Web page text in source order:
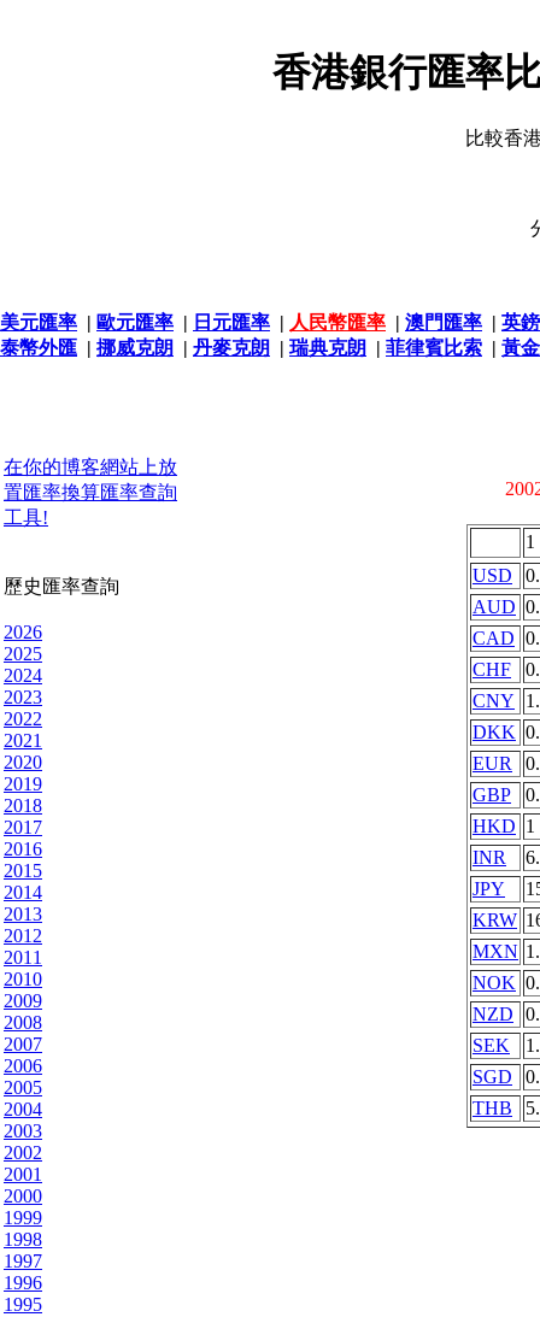
香港銀行匯率
比較香
美元匯率 | 歐元匯率 | 日元匯率 | 人民幣匯率 | 澳門匯率 | 英
泰幣外匯 | 挪威克朗 | 丹麥克朗 | 瑞典克朗 | 菲律賓比索 | 黃
在你的博客網站上放
置匯率換算匯率查詢
工具!
歷史匯率查詢
2026
2025
2024
2023
2022
2021
2020
2019
2018
2017
2016
2015
2014
2013
2012
2011
2010
2009
2008
2007
2006
2005
2004
2003
2002
2001
2000
1999
1998
1997
1996
1995
1
USD
AUD
CAD
CHF
CNY
DKK
EUR
GBP
HKD 1
INR
JPY
KRW
MXN
NOK
NZD
SEK
SGD
THB